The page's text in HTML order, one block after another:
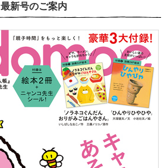
最新号のご案内